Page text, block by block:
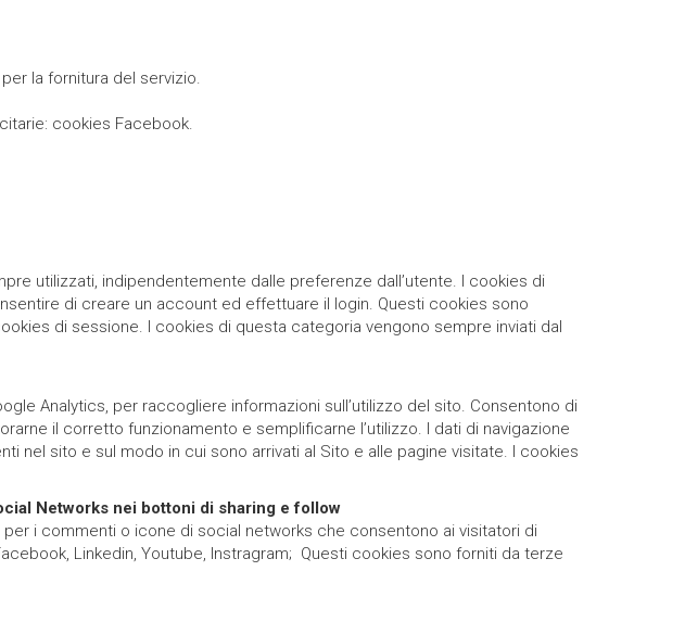
la fornitura del servizio.
cookies Facebook.
utilizzati, indipendentemente dalle preferenze dall’utente. I cookies di
di creare un account ed effettuare il login. Questi cookies sono
di sessione. I cookies di questa categoria vengono sempre inviati dal
Analytics, per raccogliere informazioni sull’utilizzo del sito. Consentono di
il corretto funzionamento e semplificarne l’utilizzo. I dati di navigazione
nel sito e sul modo in cui sono arrivati al Sito e alle pagine visitate. I cookies
Networks nei bottoni di sharing e follow
i commenti o icone di social networks che consentono ai visitatori di
Linkedin, Youtube, Instragram; Questi cookies sono forniti da terze